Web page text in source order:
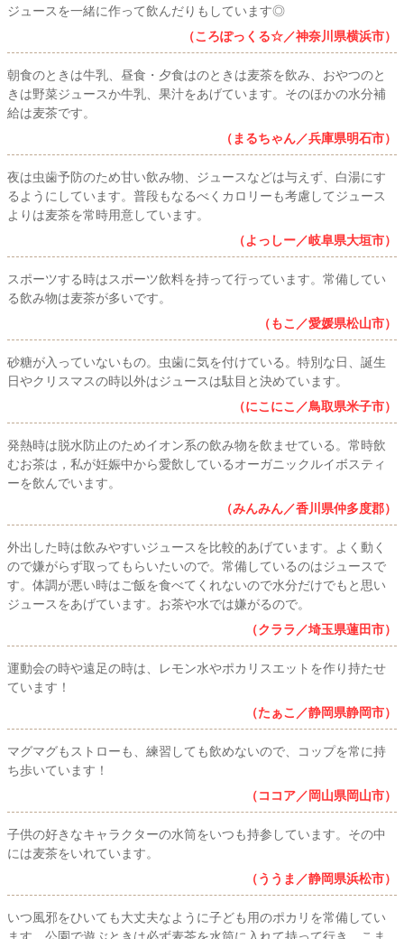
ジュースを一緒に作って飲んだりもしています◎
（ころぽっくる☆／神奈川県横浜市）
朝食のときは牛乳、昼食・夕食はのときは麦茶を飲み、おやつのと
きは野菜ジュースか牛乳、果汁をあげています。そのほかの水分補
給は麦茶です。
（まるちゃん／兵庫県明石市）
夜は虫歯予防のため甘い飲み物、ジュースなどは与えず、白湯にす
るようにしています。普段もなるべくカロリーも考慮してジュース
よりは麦茶を常時用意しています。
（よっしー／岐阜県大垣市）
スポーツする時はスポーツ飲料を持って行っています。常備してい
る飲み物は麦茶が多いです。
（もこ／愛媛県松山市）
砂糖が入っていないもの。虫歯に気を付けている。特別な日、誕生
日やクリスマスの時以外はジュースは駄目と決めています。
（にこにこ／鳥取県米子市）
発熱時は脱水防止のためイオン系の飲み物を飲ませている。常時飲
むお茶は，私が妊娠中から愛飲しているオーガニックルイボスティ
ーを飲んでいます。
（みんみん／香川県仲多度郡）
外出した時は飲みやすいジュースを比較的あげています。よく動く
ので嫌がらず取ってもらいたいので。常備しているのはジュースで
す。体調が悪い時はご飯を食べてくれないので水分だけでもと思い
ジュースをあげています。お茶や水では嫌がるので。
（クララ／埼玉県蓮田市）
運動会の時や遠足の時は、レモン水やポカリスエットを作り持たせ
ています！
（たぁこ／静岡県静岡市）
マグマグもストローも、練習しても飲めないので、コップを常に持
ち歩いています！
（ココア／岡山県岡山市）
子供の好きなキャラクターの水筒をいつも持参しています。その中
には麦茶をいれています。
（ううま／静岡県浜松市）
いつ風邪をひいても大丈夫なように子ども用のポカリを常備してい